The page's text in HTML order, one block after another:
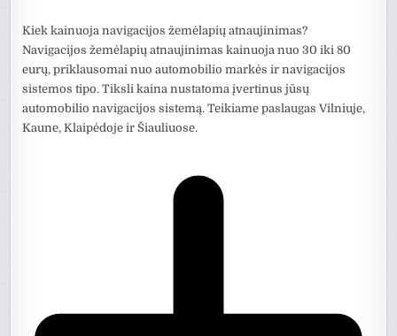
Kiek kainuoja navigacijos žemėlapių atnaujinimas?
Navigacijos žemėlapių atnaujinimas kainuoja nuo 30 iki 80
eurų, priklausomai nuo automobilio markės ir navigacijos
sistemos tipo. Tiksli kaina nustatoma įvertinus jūsų
automobilio navigacijos sistemą. Teikiame paslaugas Vilniuje,
Kaune, Klaipėdoje ir Šiauliuose.